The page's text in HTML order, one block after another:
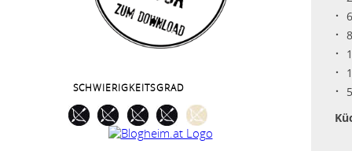
SCHWIERIGKEITSGRAD
1